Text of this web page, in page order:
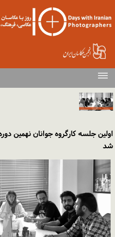
تماس با ما
اولین جلسه کارگروه جوانان نهمین
شد